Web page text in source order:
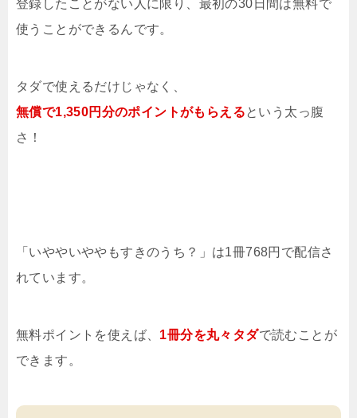
登録したことがない人に限り、最初の30日間は無料で
使うことができるんです。
タダで使えるだけじゃなく、
無償で1,350円分のポイントがもらえるという太っ腹
さ！
「いややいややもすきのうち？」は1冊768円で配信さ
れています。
無料ポイントを使えば、 1冊分を丸々タダで読むことが
できます。